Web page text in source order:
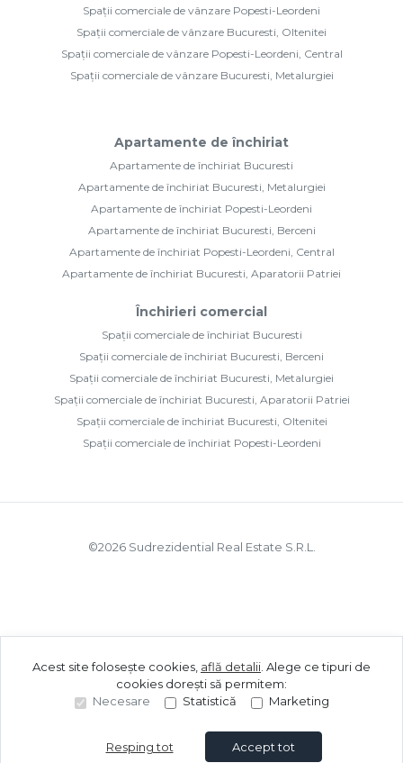
Spații comerciale de vânzare Popesti-Leordeni
Spații comerciale de vânzare Bucuresti, Oltenitei
Spații comerciale de vânzare Popesti-Leordeni, Central
Spații comerciale de vânzare Bucuresti, Metalurgiei
Apartamente de închiriat
Apartamente de închiriat Bucuresti
Apartamente de închiriat Bucuresti, Metalurgiei
Apartamente de închiriat Popesti-Leordeni
Apartamente de închiriat Bucuresti, Berceni
Apartamente de închiriat Popesti-Leordeni, Central
Apartamente de închiriat Bucuresti, Aparatorii Patriei
Închirieri comercial
Spații comerciale de închiriat Bucuresti
Spații comerciale de închiriat Bucuresti, Berceni
Spații comerciale de închiriat Bucuresti, Metalurgiei
Spații comerciale de închiriat Bucuresti, Aparatorii Patriei
Spații comerciale de închiriat Bucuresti, Oltenitei
Spații comerciale de închiriat Popesti-Leordeni
©2026Sudrezidential Real Estate S.R.L.
Acest site folosește cookies, află detalii Alege ce tipuri de
cookies dorești să permitem:
Necesare
Statistică Marketing
Resping tot Accept tot